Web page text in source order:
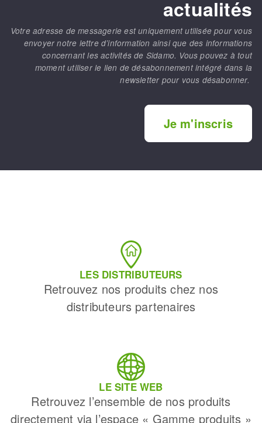
actualités
Votre adresse de messagerie est uniquement utilisée pour vous
envoyer notre lettre d’information ainsi que des informations
concernant les activités de Sidamo. Vous pouvez à tout
moment utiliser le lien de désabonnement intégré dans la
newsletter pour vous désabonner.
Je m'inscris
LES DISTRIBUTEURS
Retrouvez nos produits chez nos
distributeurs partenaires
LE SITE WEB
Retrouvez l’ensemble de nos produits
directement via l’espace « Gamme produits »